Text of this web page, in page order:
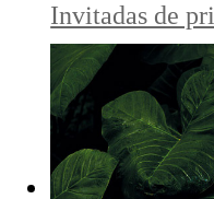
Invitadas de